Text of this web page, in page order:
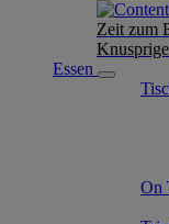
Zeit zum
Essen
On